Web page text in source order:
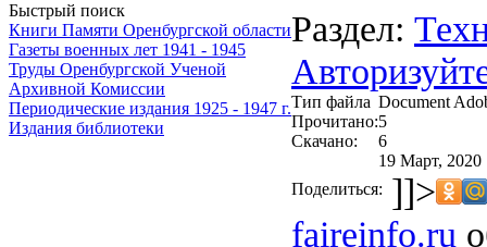
Быстрый поиск
Книги Памяти Оренбургской области
Газеты военных лет 1941 - 1945
Труды Оренбургской Ученой
Архивной Комиссии
Периодические издания 1925 - 1947 г.
Издания библиотеки
Раздел:
Тип файла Document
Прочитано:5
Скачано:
6
19 Март, 2020
Поделиться: ]]>
faireinfo.ru